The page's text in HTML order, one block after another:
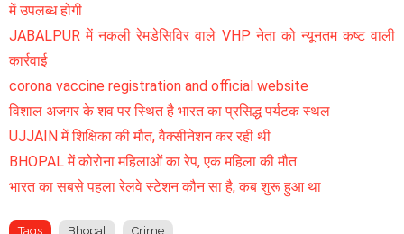
में उपलब्ध होगी
JABALPUR में नकली रेमडेसिविर वाले VHP नेता को न्यूनतम कष्ट वाली
कार्रवाई
corona vaccine registration and official website
विशाल अजगर के शव पर स्थित है भारत का प्रसिद्ध पर्यटक स्थल
UJJAIN में शिक्षिका की मौत, वैक्सीनेशन कर रही थी
BHOPAL में कोरोना महिलाओं का रेप, एक महिला की मौत
भारत का सबसे पहला रेलवे स्टेशन कौन सा है, कब शुरू हुआ था
Tags Bhopal Crime